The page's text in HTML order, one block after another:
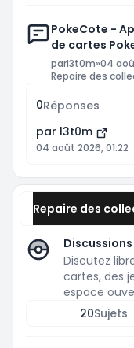
PokeCote -
de cartes
parl3t0m»04
Repaire des
0Réponses
par l3t0m
04 août 2026, 01:22
Repaire des
Discutez
cartes, des
espace
20Sujets